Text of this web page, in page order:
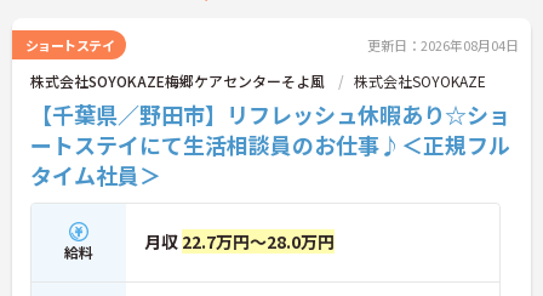
ショートステイ 更新日：2026年08月04日
株式会社SOYOKAZE梅郷ケアセンターそよ風 株式会社SOYOKAZE
【千葉県／野田市】リフレッシュ休暇あり☆ショ
ートステイにて生活相談員のお仕事♪＜正規フル
タイム社員＞
給料 月収 22.7万円～28.0万円